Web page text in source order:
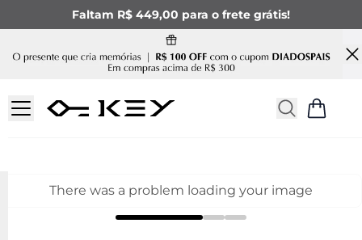
Faltam R$ 449,00 para o frete grátis!
There was a problem loading your image